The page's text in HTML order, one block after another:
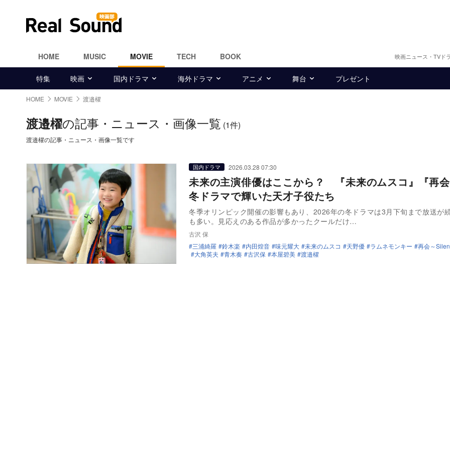
HOME MUSIC MOVIE TECH BOOK 映画ニュース・TVド
特集 映画 国内ドラマ 海外ドラマ アニメ 舞台 プレゼント
HOME MOVIE 渡邉櫂
渡邉櫂の記事・ニュース・画像一覧 (1件)
渡邉櫂の記事・ニュース・画像一覧です
国内ドラマ 2026.03.28 07:30
未来の主演俳優はここから？ 『未来のムスコ』『再
冬ドラマで輝いた天才子役たち
冬季オリンピック開催の影響もあり、2026年の冬ドラマは3月下旬まで放送が
も多い。見応えのある作品が多かったクールだけ…
古沢 保
三浦綺羅
鈴木楽 内田煌音 味元耀大 未来のムスコ 天野優 ラムネモンキー
再会～
大角英夫
青木奏 古沢保 本屋碧美 渡邉櫂